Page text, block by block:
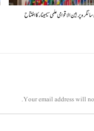
Your email address will